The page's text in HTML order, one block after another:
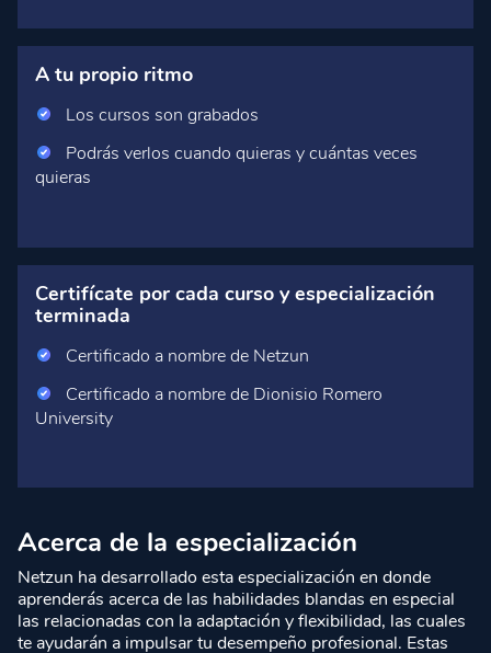
A tu propio ritmo
Los cursos son grabados
Podrás verlos cuando quieras y cuántas veces
quieras
Certifícate por cada curso y especialización
terminada
Certificado a nombre de Netzun
Certificado a nombre de Dionisio Romero
University
Acerca de la especialización
Netzun ha desarrollado esta especialización en donde
aprenderás acerca de las habilidades blandas en especial
las relacionadas con la adaptación y flexibilidad, las cuales
te ayudarán a impulsar tu desempeño profesional. Estas